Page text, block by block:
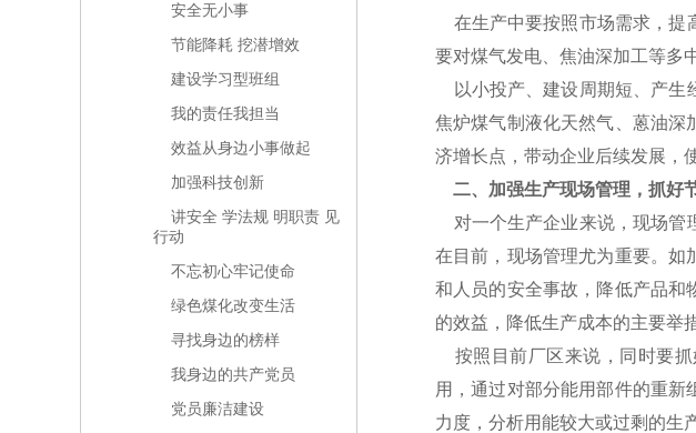
安全无小事
节能降耗 挖潜增效
建设学习型班组
我的责任我担当
效益从身边小事做起
加强科技创新
讲安全 学法规 明职责 见
行动
不忘初心牢记使命
绿色煤化改变生活
寻找身边的榜样
我身边的共产党员
党员廉洁建设
在生产中要按照市场需求，提
要对煤气发电、焦油深加工等多
以小投产、建设周期短、产生
焦炉煤气制液化天然气、蒽油深
济增长点，带动企业后续发展，
二、加强生产现场管理，抓好
对一个生产企业来说，现场管
在目前，现场管理尤为重要。如
和人员的安全事故，降低产品和
的效益，降低生产成本的主要举措
按照目前厂区来说，同时要抓
用，通过对部分能用部件的重
力度，分析用能较大或过剩的生